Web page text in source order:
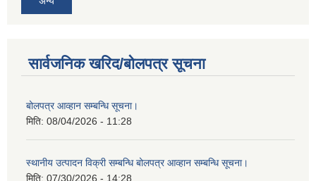
सार्वजनिक खरिद/बोलपत्र सूचना
बोलपत्र आव्हान सम्बन्धि सूचना।
मिति: 08/04/2026 - 11:28
स्थानीय उत्पादन विक्री सम्बन्धि बोलपत्र आव्हान सम्बन्धि सूचना।
मिति: 07/30/2026 - 14:28